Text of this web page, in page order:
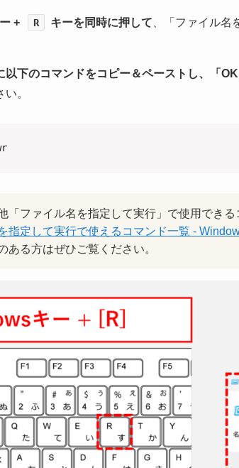
+ R キーを同時に押して 、「ファイル
以下のコマンドをコピー＆ペーストし、「
。
「ファイル名を指定して実行」で使用でき
指定して実行で使えるコマンド一覧 -
ある方はぜひご覧ください。